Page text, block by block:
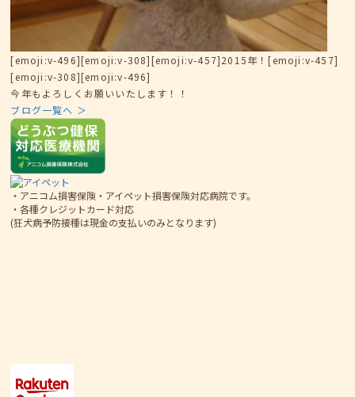
[emoji:v-496][emoji:v-308][emoji:v-457]2015年！[emoji:v-457]
[emoji:v-308][emoji:v-496]
今年もよろしくお願いいたします！！
ブログ一覧へ ＞
・アニコム損害保険・アイペット損害保険対応病院です。
・各種クレジットカード対応
(狂犬病予防接種は現金の支払いのみとなります)